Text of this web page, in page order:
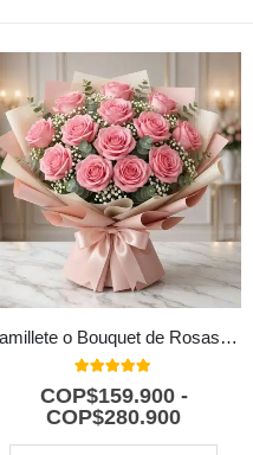
Ramillete o Bouquet de Rosas Rosadas
5.00
COP$159.900 -
COP$280.900